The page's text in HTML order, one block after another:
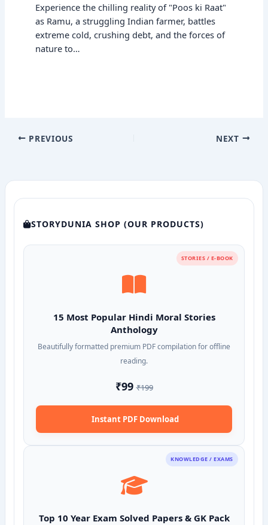
Experience the chilling reality of "Poos ki Raat"
as Ramu, a struggling Indian farmer, battles
extreme cold, crushing debt, and the forces of
nature to…
PREVIOUS NEXT
STORYDUNIA SHOP (OUR PRODUCTS)
STORIES / E-BOOK
15 Most Popular Hindi Moral Stories
Anthology
Beautifully formatted premium PDF compilation for offline
reading.
₹99₹199
Instant PDF Download
KNOWLEDGE / EXAMS
Top 10 Year Exam Solved Papers & GK Pack